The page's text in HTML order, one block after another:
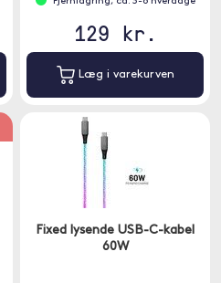
129 kr.
Læg i varekurven
Fixed lysende USB-C-kabel
60W